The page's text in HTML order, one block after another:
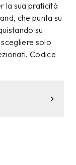
la sua praticità
che punta su
su
solo
Codice